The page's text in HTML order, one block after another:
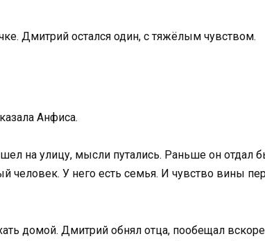
Дмитрий остался один, с тяжёлым чувством.
Анфиса.
на улицу, мысли путались. Раньше он отдал
У него есть семья. И чувство вины
домой. Дмитрий обнял отца, пообещал